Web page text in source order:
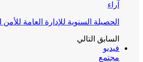
آراء
الحصيلة السنوية للإدارة العامة للأمن
السابق التالي
فيديو
مجتمع